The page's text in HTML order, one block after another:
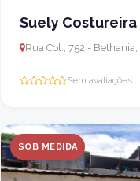
Suely Costureira
Rua Col., 752 -
Sem avaliações
SOB MEDIDA